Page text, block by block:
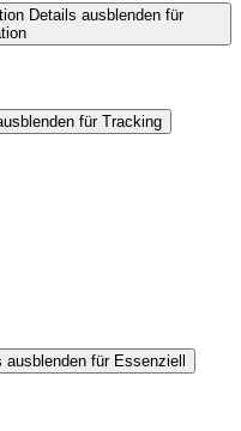
Details ausblenden für
für Tracking
ausblenden für Essenziell